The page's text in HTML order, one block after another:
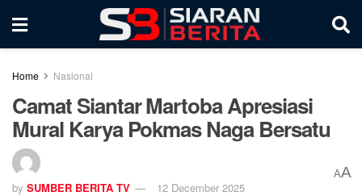
Home Nasional
Camat Siantar Martoba Apresiasi
Mural Karya Pokmas Naga Bersatu
by SUMBER BERITA TV 12 December 2025
AA